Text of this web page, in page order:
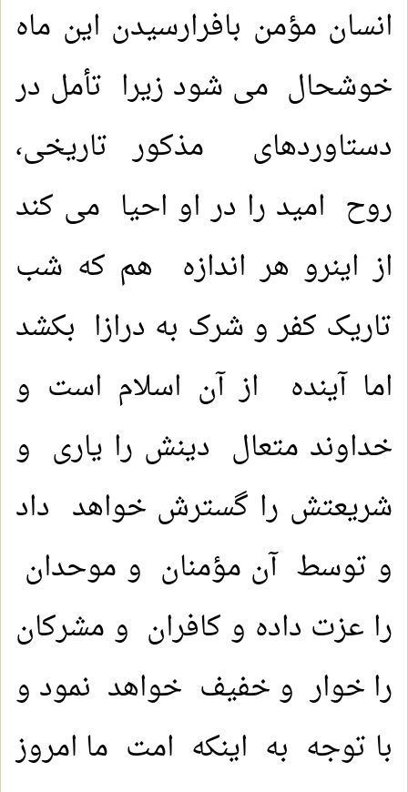
انسان مؤمن بافرارسیدن این ماه
خوشحال می شود زیرا تأمل در
دستاوردهای مذکور تاریخی،
روح امید را در او احیا می کند
از اینرو هر اندازه هم که شب
تاریک کفر و شرک به درازا بکشد
اما آینده از آن اسلام است و
خداوند متعال دینش را یاری و
شریعتش را گسترش خواهد داد
و توسط آن مؤمنان و موحدان
را عزت داده و کافران و مشرکان
را خوار و خفیف خواهد نمود و
با توجه به اینکه امت ما امروز